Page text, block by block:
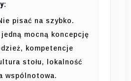
pisać na szybko.
mocną koncepcję
kompetencje
stołu, lokalność
wspólnotowa.